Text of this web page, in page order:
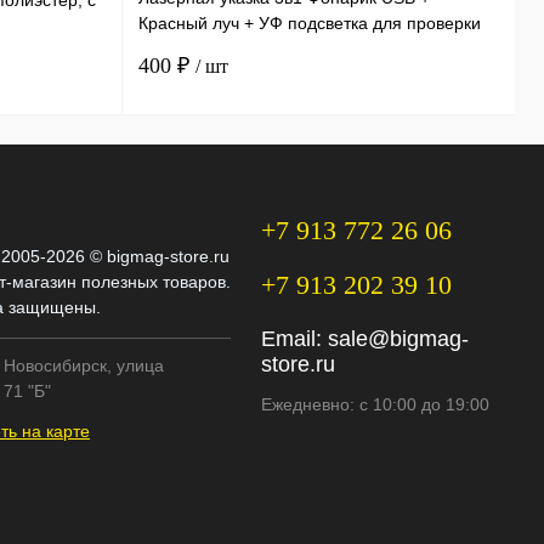
Красный луч + УФ подсветка для проверки
400 ₽ / шт
2026 © bigmag-store.ru
магазин полезных товаров.
защищены.
Новосибирск, улица
"Б"
на карте
+7 913 772 26 06
+7 913 202 39 10
Email: sale@bigmag-
store.ru
Ежедневно: с 10:00 до 19:00